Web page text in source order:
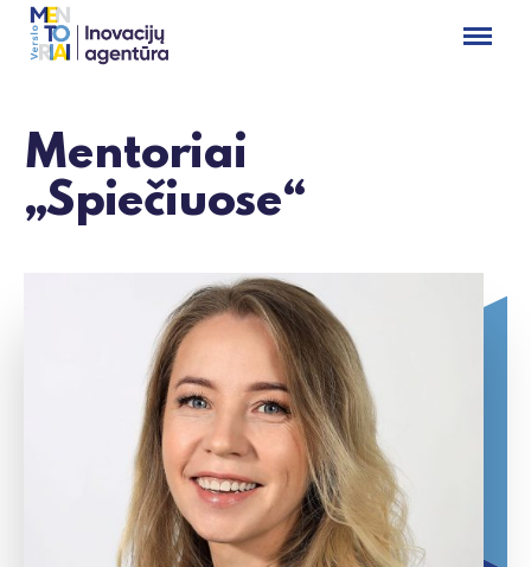
Mentoriai
„Spiečiuose“